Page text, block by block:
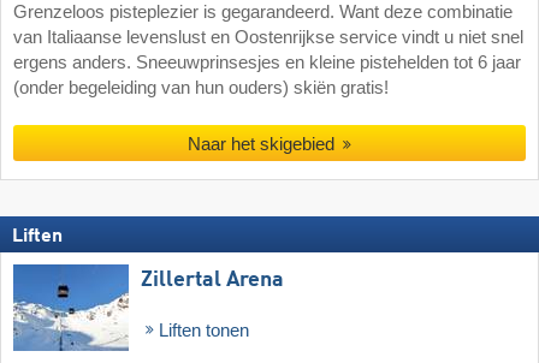
Grenzeloos pisteplezier is gegarandeerd. Want deze combinatie
van Italiaanse levenslust en Oostenrijkse service vindt u niet snel
ergens anders. Sneeuwprinsesjes en kleine pistehelden tot 6 jaar
(onder begeleiding van hun ouders) skiën gratis!
Naar het skigebied
Liften
Zillertal Arena
Liften tonen